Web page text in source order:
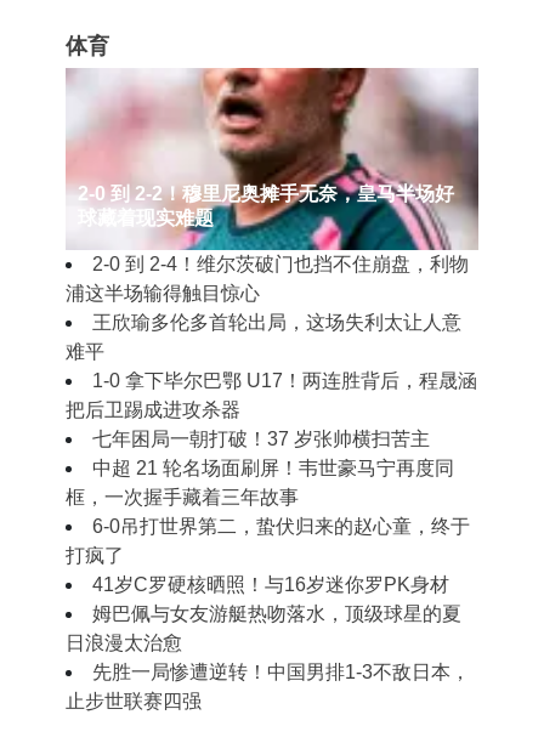
体育
2‑0 到 2‑2！穆里尼奥摊手无奈，皇马半场好
球藏着现实难题
2‑0 到 2‑4！维尔茨破门也挡不住崩盘，利物
浦这半场输得触目惊心
王欣瑜多伦多首轮出局，这场失利太让人意
难平
1‑0 拿下毕尔巴鄂 U17！两连胜背后，程晟涵
把后卫踢成进攻杀器
七年困局一朝打破！37 岁张帅横扫苦主
中超 21 轮名场面刷屏！韦世豪马宁再度同
框，一次握手藏着三年故事
6-0吊打世界第二，蛰伏归来的赵心童，终于
打疯了
41岁C罗硬核晒照！与16岁迷你罗PK身材
姆巴佩与女友游艇热吻落水，顶级球星的夏
日浪漫太治愈
先胜一局惨遭逆转！中国男排1-3不敌日本，
止步世联赛四强